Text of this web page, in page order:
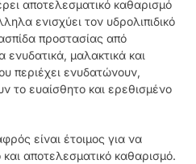
αποτελεσματικό καθαρισμό
ενισχύει τον υδρολιπιδικό
προστασίας από
μαλακτικά και
περιέχει ενυδατώνουν,
το ευαίσθητο και ερεθισμένο
είναι έτοιμος για να
αποτελεσματικό καθαρισμό.